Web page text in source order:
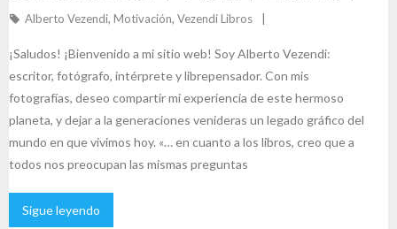
Alberto Vezendi, Motivación, Vezendi Libros
¡Saludos! ¡Bienvenido a mi sitio web! Soy Alberto Vezendi:
escritor, fotógrafo, intérprete y librepensador. Con mis
fotografías, deseo compartir mi experiencia de este hermoso
planeta, y dejar a la generaciones venideras un legado gráfico del
mundo en que vivimos hoy. «… en cuanto a los libros, creo que a
todos nos preocupan las mismas preguntas
Sigue leyendo